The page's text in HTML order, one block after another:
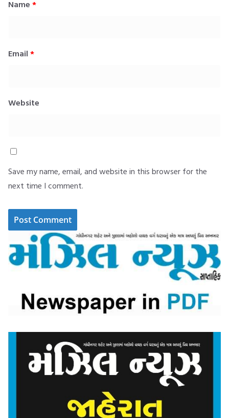
Name *
Email *
Website
Save my name, email, and website in this browser for the
next time I comment.